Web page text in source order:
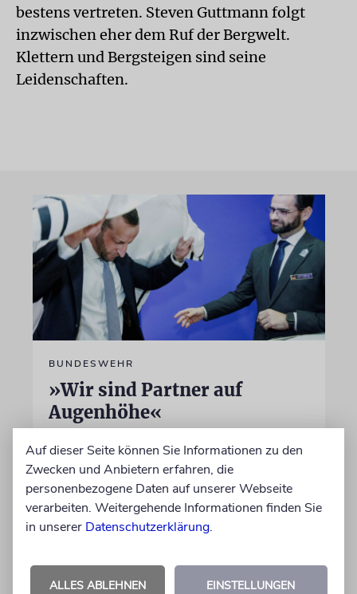
bestens vertreten. Steven Guttmann folgt
inzwischen eher dem Ruf der Bergwelt.
Klettern und Bergsteigen sind seine
Leidenschaften.
BUNDESWEHR
»Wir sind Partner auf
Augenhöhe«
Militärseelsorge bei der Bundeswehr.
Militärbundesrabbiner Zsolt Balla zieht nach
fünf Jahren eine positive Zwischenbilanz
Auf dieser Seite können Sie Informationen zu den
Zwecken und Anbietern erfahren, die
personenbezogene Daten auf unserer Webseite
verarbeiten. Weitergehende Informationen finden Sie
in unserer Datenschutzerklärung.
ALLES ABLEHNEN EINSTELLUNGEN